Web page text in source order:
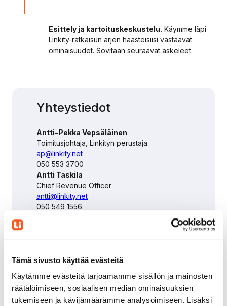
Tämä sivusto käyttää evästeitä
Käytämme evästeitä tarjoamamme sisällön ja mainosten
räätälöimiseen, sosiaalisen median ominaisuuksien
tukemiseen ja kävijämäärämme analysoimiseen. Lisäksi
Esittely ja kartoituskeskustelu. Käymme läpi
Linkity-ratkaisun arjen haasteisiisi vastaavat
ominaisuudet. Sovitaan seuraavat askeleet.
Yhteystiedot
Antti-Pekka Vepsäläinen
Toimitusjohtaja, Linkityn perustaja
ap@linkity.net
050 553 3700
Antti Taskila
Chief Revenue Officer
antti@linkity.net
050 549 1556
Varaa ilmainen esittely
Jätä yhteystietosi, niin olemme sinuun pian